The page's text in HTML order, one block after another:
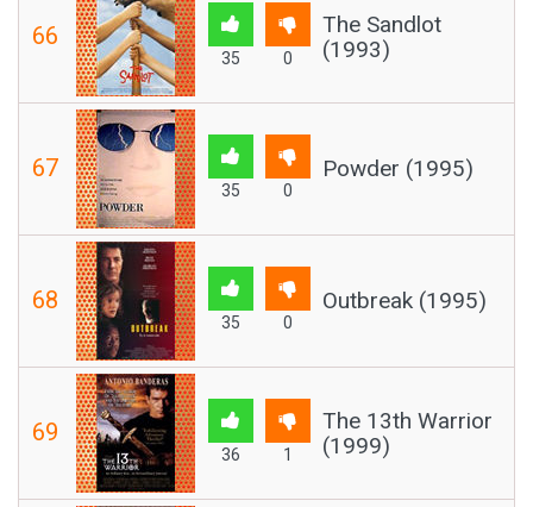
66
35 0
The Sandlot
(1993)
67
35 0
Powder (1995)
68
35 0
Outbreak (1995)
69
36 1
The 13th Warrior
(1999)